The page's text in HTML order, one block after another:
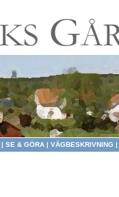
| SE & GÖRA | VÄGBESKRIVNING |